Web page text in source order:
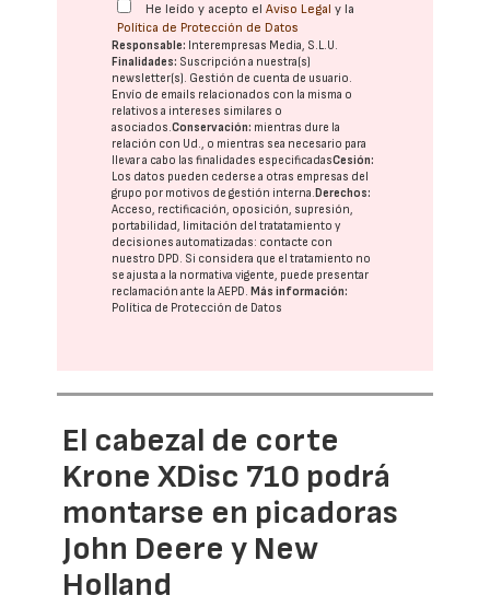
He leído y acepto elAviso Legal y la
Política de Protección de Datos
Responsable: Interempresas Media, S.L.U.
Finalidades: Suscripción a nuestra(s)
newsletter(s). Gestión de cuenta de usuario.
Envío de emails relacionados con la misma o
relativos a intereses similares o
asociados.Conservación: mientras dure la
relación con Ud., o mientras sea necesario para
llevar a cabo las finalidades especificadasCesión:
Los datos pueden cederse a otras empresas del
grupo por motivos de gestión interna. Derechos:
Acceso, rectificación, oposición, supresión,
portabilidad, limitación del tratatamiento y
decisiones automatizadas: contacte con
nuestro DPD. Si considera que el tratamiento no
se ajusta a la normativa vigente, puede presentar
reclamación ante laAEPD. Más información:
Política de Protección de Datos
El cabezal de corte
Krone XDisc 710 podrá
montarse en picadoras
John Deere y New
Holland